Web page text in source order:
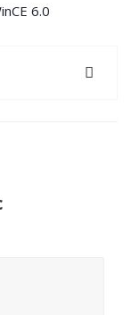
6.0